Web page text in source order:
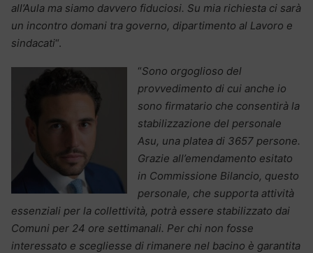
all’Aula ma siamo davvero fiduciosi. Su mia richiesta ci sarà
un incontro domani tra governo, dipartimento al Lavoro e
sindacati“.
“Sono orgoglioso del
provvedimento di cui anche io
sono firmatario che consentirà la
stabilizzazione del personale
Asu, una platea di 3657 persone.
Grazie all’emendamento esitato
in Commissione Bilancio, questo
personale, che supporta attività
essenziali per la collettività, potrà essere stabilizzato dai
Comuni per 24 ore settimanali. Per chi non fosse
interessato e scegliesse di rimanere nel bacino è garantita